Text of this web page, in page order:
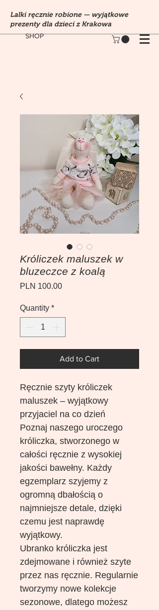
SHOP
Lalki ręcznie robione — wyjątkowe
prezenty dla dzieci z Krakowa
Króliczek maluszek w
bluzeczce z koalą
PLN 100.00Price
Quantity *
Add to Cart
Ręcznie szyty króliczek
maluszek – wyjątkowy
przyjaciel na co dzień
Poznaj naszego uroczego
króliczka, stworzonego w
całości ręcznie z wysokiej
jakości bawełny. Każdy
egzemplarz szyjemy z
ogromną dbałością o
najmniejsze detale, dzięki
czemu jest naprawdę
wyjątkowy.
Ubranko króliczka jest
zdejmowane i również szyte
przez nas ręcznie. Regularnie
tworzymy nowe kolekcje
sezonowe, dlatego możesz